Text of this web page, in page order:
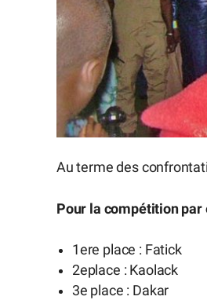
Au terme des
Pour la compétition par
1ere place : Fatick
2eplace : Kaolack
3e place : Dakar